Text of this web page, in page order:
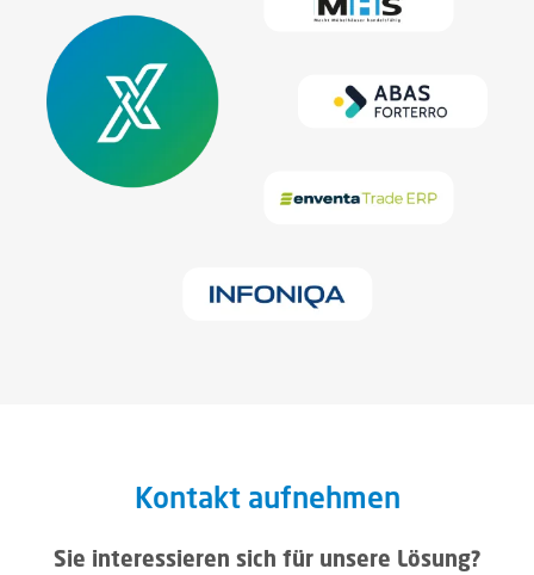
Kontakt aufnehmen
Sie interessieren sich für unsere Lösung?